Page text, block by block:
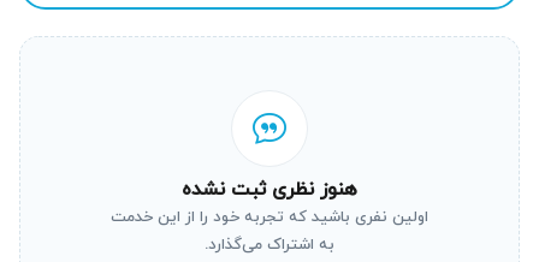
هنوز نظری ثبت نشده
اولین نفری باشید که تجربه خود را از این خدمت
به اشتراک می‌گذارد.